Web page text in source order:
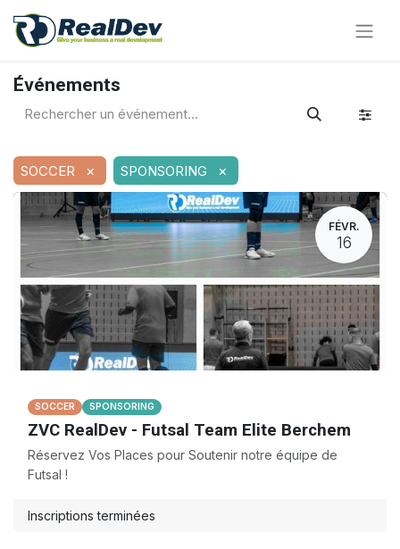
Événements
SOCCER × SPONSORING ×
FÉVR.
16
SOCCER SPONSORING
ZVC RealDev - Futsal Team Elite Berchem
Réservez Vos Places pour Soutenir notre équipe de
Futsal !
Inscriptions terminées